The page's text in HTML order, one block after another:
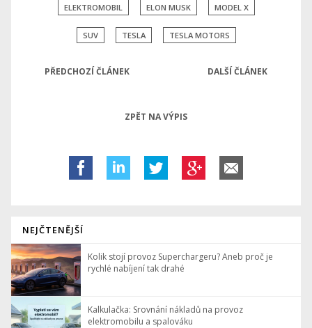
ELEKTROMOBIL ELON MUSK MODEL X
SUV TESLA TESLA MOTORS
PŘEDCHOZÍ ČLÁNEK DALŠÍ ČLÁNEK
ZPĚT NA VÝPIS
NEJČTENĚJŠÍ
Kolik stojí provoz Superchargeru? Aneb proč je
rychlé nabíjení tak drahé
Kalkulačka: Srovnání nákladů na provoz
elektromobilu a spalováku